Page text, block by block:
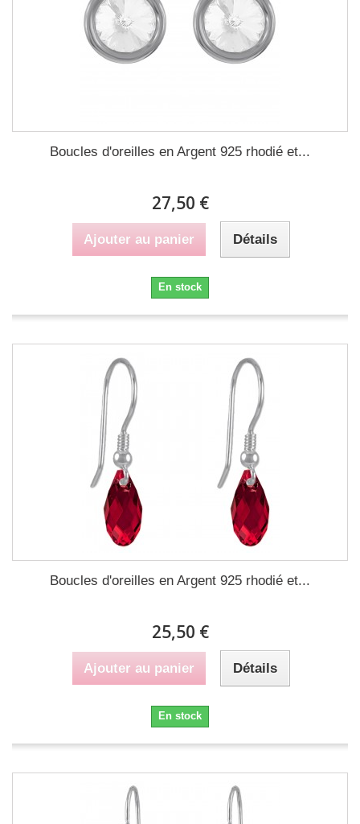
Boucles d'oreilles en Argent 925 rhodié et...
27,50 €
Ajouter au panier Détails
En stock
Boucles d'oreilles en Argent 925 rhodié et...
25,50 €
Ajouter au panier Détails
En stock